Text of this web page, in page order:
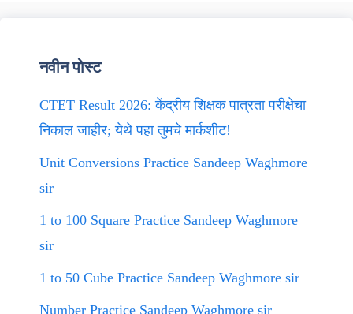
नवीन पोस्ट
CTET Result 2026: केंद्रीय शिक्षक पात्रता परीक्षेचा
निकाल जाहीर; येथे पहा तुमचे मार्कशीट!
Unit Conversions Practice Sandeep Waghmore
sir
1 to 100 Square Practice Sandeep Waghmore
sir
1 to 50 Cube Practice Sandeep Waghmore sir
Number Practice Sandeep Waghmore sir